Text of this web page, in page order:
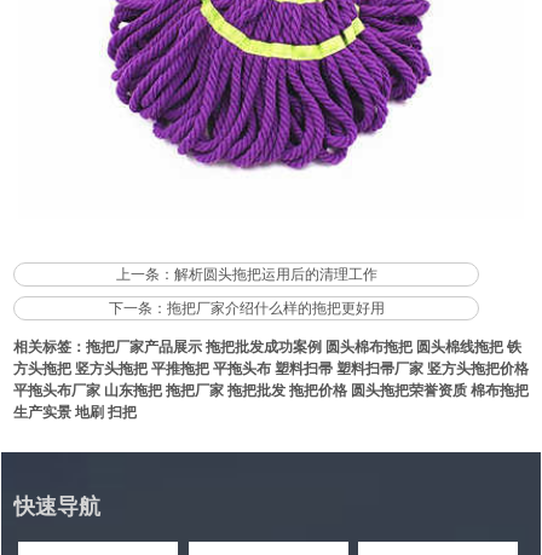
上一条： 解析圆头拖把运用后的清理工作
下一条： 拖把厂家介绍什么样的拖把更好用
相关标签： 拖把厂家产品展示 拖把批发成功案例 圆头棉布拖把 圆头棉线拖把 铁
方头拖把 竖方头拖把 平推拖把 平拖头布 塑料扫帚 塑料扫帚厂家 竖方头拖把价格
平拖头布厂家 山东拖把 拖把厂家 拖把批发 拖把价格 圆头拖把荣誉资质 棉布拖把
生产实景 地刷 扫把
快速导航